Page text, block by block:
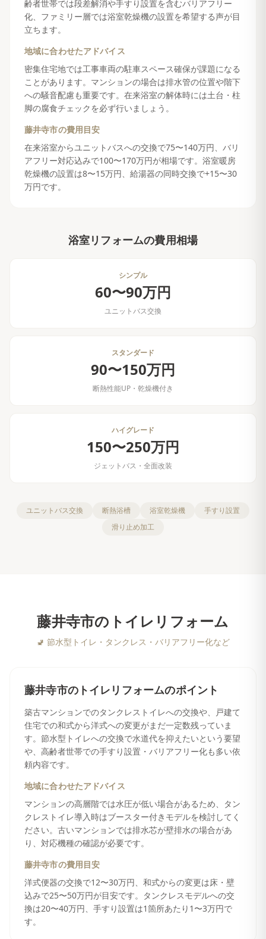
齢者世帯では段差解消や手すり設置を含むバリアフリー
化、ファミリー層では浴室乾燥機の設置を希望する声が目
立ちます。
地域に合わせたアドバイス
密集住宅地では工事車両の駐車スペース確保が課題になる
ことがあります。マンションの場合は排水管の位置や階下
への騒音配慮も重要です。在来浴室の解体時には土台・柱
脚の腐食チェックを必ず行いましょう。
藤井寺市の費用目安
在来浴室からユニットバスへの交換で75〜140万円、バリ
アフリー対応込みで100〜170万円が相場です。浴室暖房
乾燥機の設置は8〜15万円、給湯器の同時交換で+15〜30
万円です。
浴室リフォームの費用相場
シンプル
60〜90万円
ユニットバス交換
スタンダード
90〜150万円
断熱性能UP・乾燥機付き
ハイグレード
150〜250万円
ジェットバス・全面改装
ユニットバス交換 断熱浴槽 浴室乾燥機
手すり設置
滑り止め加工
藤井寺市の トイレリフォーム
🚽 節水型トイレ・タンクレス・バリアフリー化など
藤井寺市のトイレリフォームのポイント
築古マンションでのタンクレストイレへの交換や、戸建て
住宅での和式から洋式への変更がまだ一定数残っていま
す。節水型トイレへの交換で水道代を抑えたいという要望
や、高齢者世帯での手すり設置・バリアフリー化も多い依
頼内容です。
地域に合わせたアドバイス
マンションの高層階では水圧が低い場合があるため、タン
クレストイレ導入時はブースター付きモデルを検討してく
ださい。古いマンションでは排水芯が壁排水の場合があ
り、対応機種の確認が必要です。
藤井寺市の費用目安
洋式便器の交換で12〜30万円、和式からの変更は床・壁
込みで25〜50万円が目安です。タンクレスモデルへの交
換は20〜40万円、手すり設置は1箇所あたり1〜3万円で
す。